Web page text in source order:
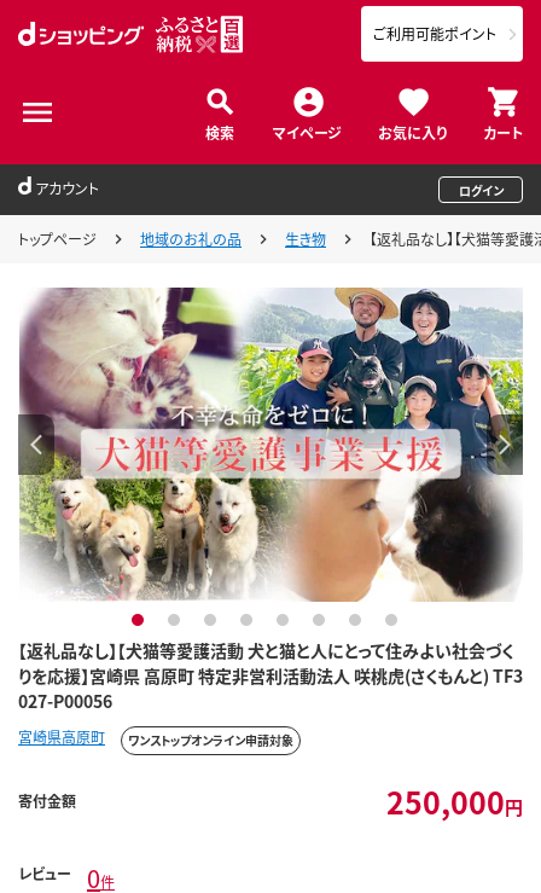
検索 マイページ お気に入り カート
ご利用可能ポイント
アカウント ログイン
トップページ 地域のお礼の品 生き物 【返礼品なし】【犬猫等
【返礼品なし】【犬猫等愛護活動 犬と猫と人にとって住みよい社会づく
りを応援】宮崎県 高原町 特定非営利活動法人 咲桃虎(さくもんと) TF3
027-P00056
1 2 3 4 5 6 7 8
宮崎県高原町 ワンストップオンライン申請対象
寄付金額 250,000円
レビュー 0件